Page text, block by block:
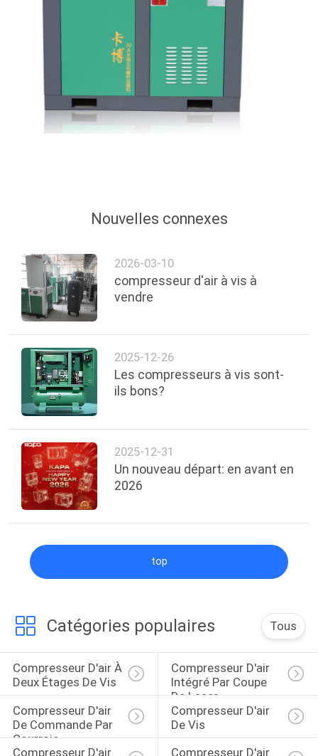
Nouvelles connexes
2026-03-10
compresseur d'air à vis à
vendre
2025-12-26
Les compresseurs à vis sont-
ils bons?
2025-12-31
Un nouveau départ: en avant en
2026
top
Catégories populaires Tous
Compresseur D'air À
Deux Étages De Vis
Compresseur D'air
Intégré Par Coupe
De Laser
Compresseur D'air
De Commande Par
Courroie
Compresseur D'air
De Vis
Compresseur D'air
Compresseur D'air